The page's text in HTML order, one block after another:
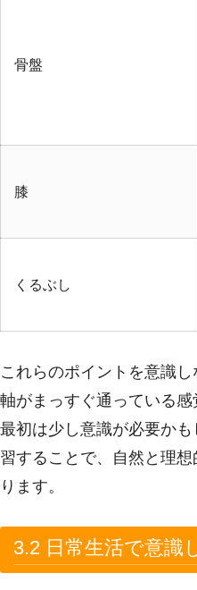
骨盤
膝
くるぶし
これらのポイントを意識
軸がまっすぐ通っている感
最初は少し意識が必要か
習することで、自然と理
ります。
3.2 日常生活で意識